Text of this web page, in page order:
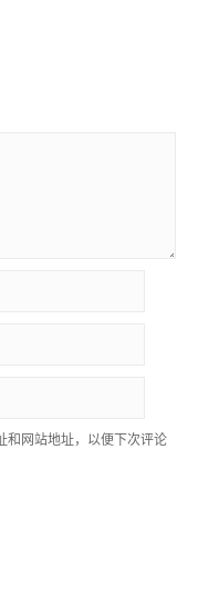
和网站地址，以便下次评论